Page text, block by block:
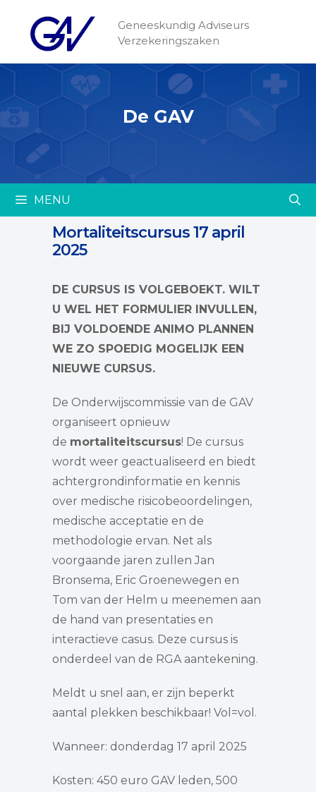
Geneeskundig Adviseurs
Verzekeringszaken
De GAV
MENU
Mortaliteitscursus 17 april
2025
DE CURSUS IS VOLGEBOEKT. WILT
U WEL HET FORMULIER INVULLEN,
BIJ VOLDOENDE ANIMO PLANNEN
WE ZO SPOEDIG MOGELIJK EEN
NIEUWE CURSUS.
De Onderwijscommissie van de GAV
organiseert opnieuw
de mortaliteitscursus! De cursus
wordt weer geactualiseerd en biedt
achtergrondinformatie en kennis
over medische risicobeoordelingen,
medische acceptatie en de
methodologie ervan. Net als
voorgaande jaren zullen Jan
Bronsema, Eric Groenewegen en
Tom van der Helm u meenemen aan
de hand van presentaties en
interactieve casus. Deze cursus is
onderdeel van de RGA aantekening.
Meldt u snel aan, er zijn beperkt
aantal plekken beschikbaar! Vol=vol.
Wanneer: donderdag 17 april 2025
Kosten: 450 euro GAV leden, 500